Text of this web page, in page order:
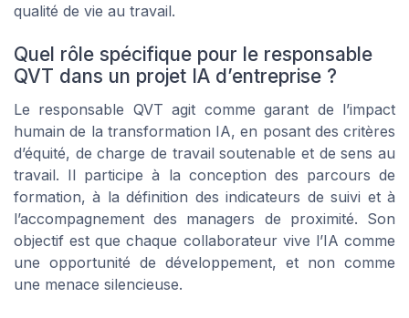
qualité de vie au travail.
Quel rôle spécifique pour le responsable
QVT dans un projet IA d’entreprise ?
Le responsable QVT agit comme garant de l’impact
humain de la transformation IA, en posant des critères
d’équité, de charge de travail soutenable et de sens au
travail. Il participe à la conception des parcours de
formation, à la définition des indicateurs de suivi et à
l’accompagnement des managers de proximité. Son
objectif est que chaque collaborateur vive l’IA comme
une opportunité de développement, et non comme
une menace silencieuse.